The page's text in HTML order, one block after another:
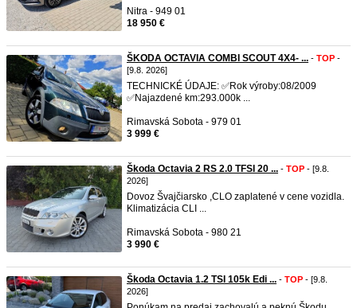
Nitra - 949 01
18 950 €
ŠKODA OCTAVIA COMBI SCOUT 4X4- ... - TOP -
[9.8. 2026]
TECHNICKÉ ÚDAJE: ✅️Rok výroby:08/2009
✅️Najazdené km:293.000k ...
Rimavská Sobota - 979 01
3 999 €
Škoda Octavia 2 RS 2.0 TFSI 20 ... - TOP - [9.8.
2026]
Dovoz Švajčiarsko ,CLO zaplatené v cene vozidla.
Klimatizácia CLI ...
Rimavská Sobota - 980 21
3 990 €
Škoda Octavia 1.2 TSI 105k Edi ... - TOP - [9.8.
2026]